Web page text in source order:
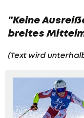
"Keine
breites
(Text wird